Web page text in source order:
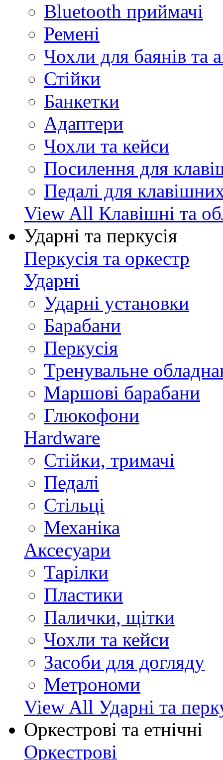
Bluetooth приймачі
Ремені
Чохли для баянів та
Стійки
Банкетки
Адаптери
Чохли та кейси
Посилення для
Педалі для
View All Клавішні та
Ударні та перкусія
Перкусія та оркестр
Ударні
Ударні установки
Барабани
Перкусія
Тренувальне
Маршові барабани
Глюкофони
Hardware
Стійки, тримачі
Педалі
Стільці
Механіка
Аксесуари
Тарілки
Пластики
Палички, щітки
Чохли та кейси
Засоби для догляду
Метрономи
View All Ударні та
Оркестрові та етнічні
Оркестрові